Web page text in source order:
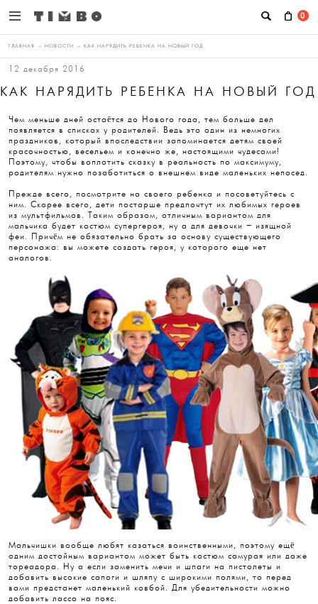
0
ГЛАВНАЯ → НОВОСТИ → КАК НАРЯДИТЬ РЕБЕНКА НА НОВЫЙ ГОД
12 декабря 2016
КАК НАРЯДИТЬ РЕБЕНКА НА НОВЫЙ ГОД
Чем меньше дней остаётся до Нового года, тем больше дел
появляется в списках у родителей. Ведь это один из немногих
праздников, который впоследствии запоминается детям своей
красочностью, весельем и конечно же, настоящими чудесами!
Поэтому, чтобы воплотить сказку в реальность по максимуму,
родителям нужно позаботиться о внешнем виде маленьких непосед.
Прежде всего, посмотрите на своего ребенка и посоветуйтесь с
ним. Скорее всего, дети постарше предпочтут их любимых героев
из мультфильмов. Таким образом, отличным вариантом для
мальчика будет костюм супергероя, ну а для девочки – изящной
феи. Причём не обязательно брать за основу существующего
персонажа: вы можете создать героя, у которого еще нет
аналогов.
Мальчишки вообще любят казаться воинственными, поэтому ещё
одним достойным вариантом может быть костюм самурая или даже
тореадора. Ну а если заменить мечи и шпаги на пистолеты и
добавить высокие сапоги и шляпу с широкими полями, то перед
вами предстанет маленький ковбой. Для убедительности можно
добавить лассо на пояс.